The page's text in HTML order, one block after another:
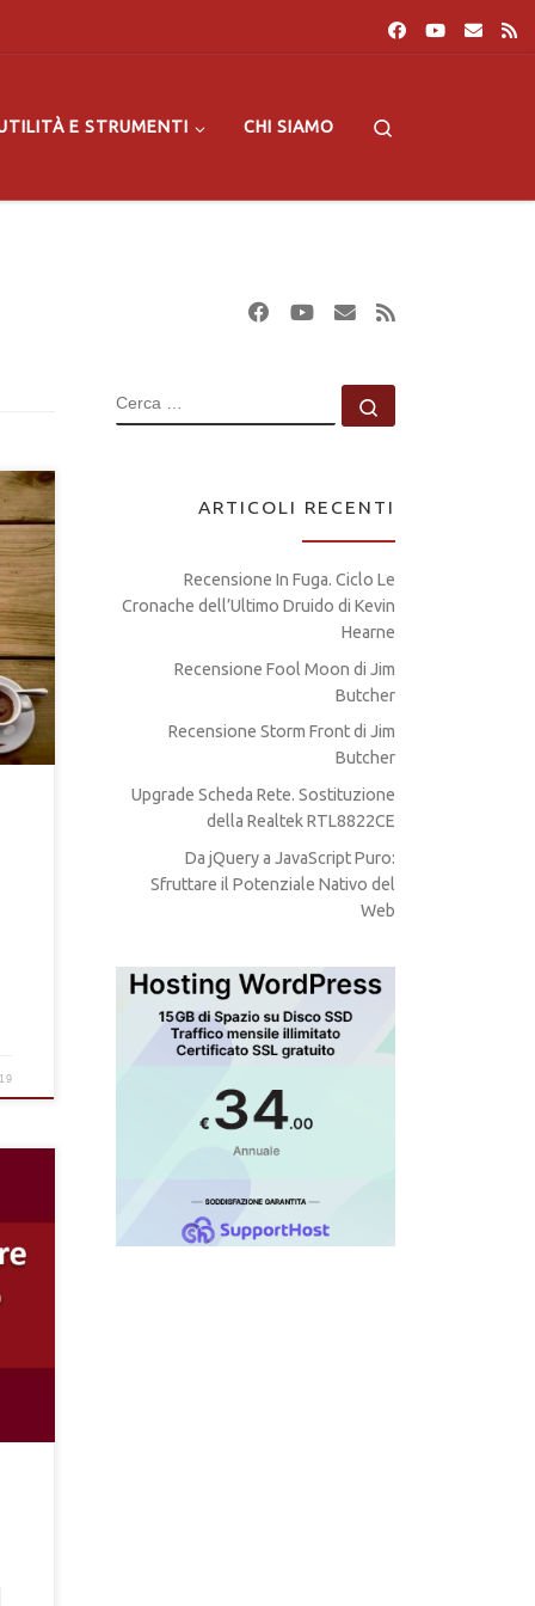
E STRUMENTI CHI SIAMO
di
CERCA
ARTICOLI RECENTI
Recensione In Fuga. Ciclo Le
Cronache dell’Ultimo Druido di Kevin
Hearne
Recensione Fool Moon di Jim
Butcher
Recensione Storm Front di Jim
Butcher
Upgrade Scheda Rete. Sostituzione
della Realtek RTL8822CE
Da jQuery a JavaScript Puro:
Sfruttare il Potenziale Nativo del
Web